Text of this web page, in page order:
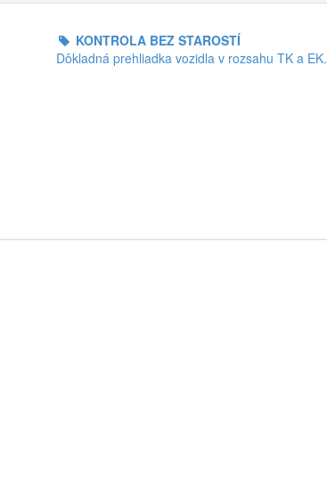
KONTROLA BEZ STAROSTÍ
Dôkladná prehliadka vozidla v rozsahu TK a EK.